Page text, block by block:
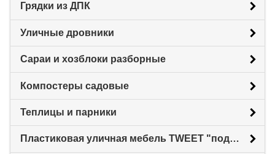
Грядки из ДПК
Уличные дровники
Сараи и хозблоки разборные
Компостеры садовые
Теплицы и парники
Пластиковая уличная мебель TWEET "под ротанг"